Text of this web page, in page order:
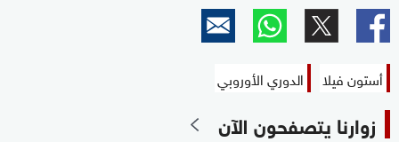
أستون فيلا الدوري الأوروبي
زوارنا يتصفحون الآن